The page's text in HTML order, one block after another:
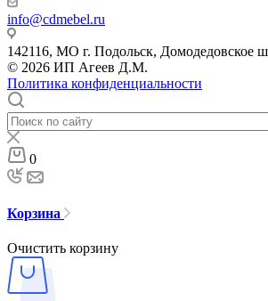
info@cdmebel.ru
142116, МО г. Подольск, Домодедовское
© 2026 ИП Агеев Д.М.
Политика конфиденциальности
0
Корзина
Очистить корзину